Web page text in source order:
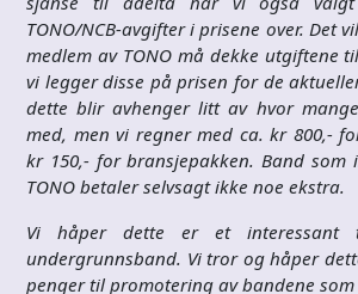
TONO/NCB-avgifter i prisene over. Det
medlem av TONO må dekke utgiftene
vi legger disse på prisen for de
dette blir avhenger litt av hvor
med, men vi regner med ca. kr 800,-
kr 150,- for bransjepakken. Band som
TONO betaler selvsagt ikke noe ekstra.
Vi håper dette er et interessant
undergrunnsband. Vi tror og håper
penger til promotering av bandene som